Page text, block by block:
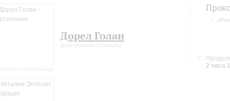
Дорел Голан
фортепиано (Израиль)
2 часа